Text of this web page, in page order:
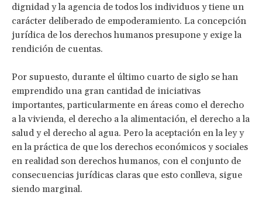
dignidad y la agencia de todos los individuos y tiene un
carácter deliberado de empoderamiento. La concepción
jurídica de los derechos humanos presupone y exige la
rendición de cuentas.
Por supuesto, durante el último cuarto de siglo se han
emprendido una gran cantidad de iniciativas
importantes, particularmente en áreas como el derecho
a la vivienda, el derecho a la alimentación, el derecho a la
salud y el derecho al agua. Pero la aceptación en la ley y
en la práctica de que los derechos económicos y sociales
en realidad son derechos humanos, con el conjunto de
consecuencias jurídicas claras que esto conlleva, sigue
siendo marginal.